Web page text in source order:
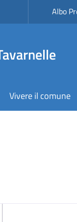
Albo
Vivere il comune